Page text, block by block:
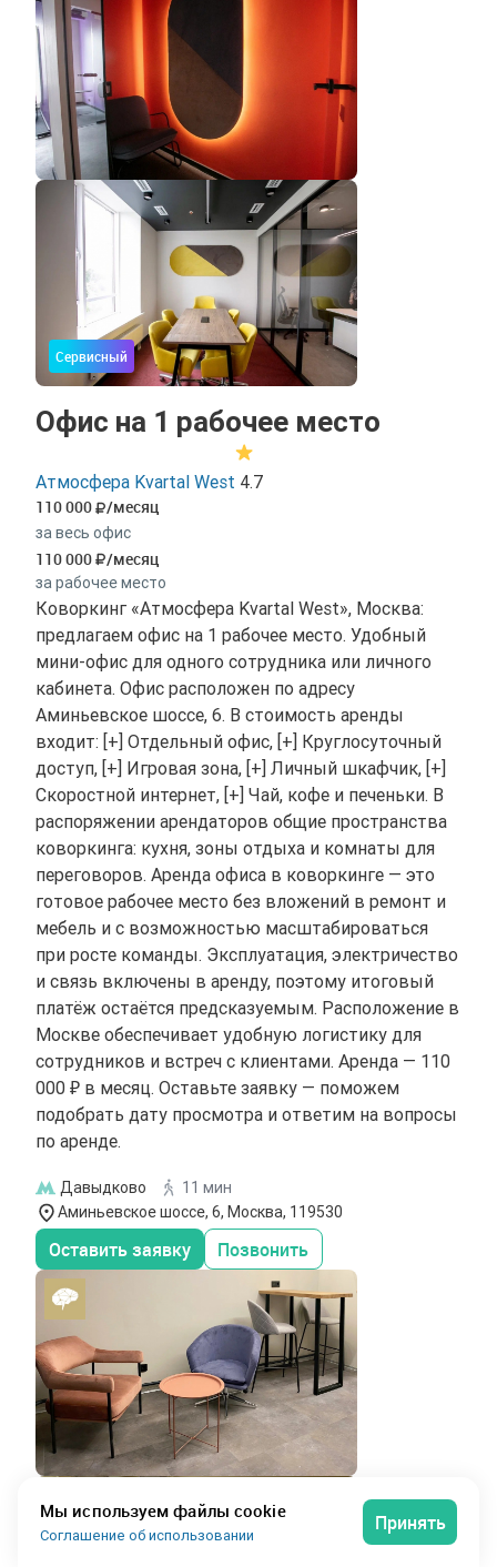
Сервисный
Офис на 1 рабочее место
Атмосфера Kvartal West 4.7
110 000 /месяц
за весь офис
110 000 /месяц
за рабочее место
Коворкинг «Атмосфера Kvartal West», Москва:
предлагаем офис на 1 рабочее место. Удобный
мини-офис для одного сотрудника или личного
кабинета. Офис расположен по адресу
Аминьевское шоссе, 6. В стоимость аренды
входит: [+] Отдельный офис, [+] Круглосуточный
доступ, [+] Игровая зона, [+] Личный шкафчик, [+]
Скоростной интернет, [+] Чай, кофе и печеньки. В
распоряжении арендаторов общие пространства
коворкинга: кухня, зоны отдыха и комнаты для
переговоров. Аренда офиса в коворкинге — это
готовое рабочее место без вложений в ремонт и
мебель и с возможностью масштабироваться
при росте команды. Эксплуатация, электричество
и связь включены в аренду, поэтому итоговый
платёж остаётся предсказуемым. Расположение в
Москве обеспечивает удобную логистику для
сотрудников и встреч с клиентами. Аренда — 110
000 ₽ в месяц. Оставьте заявку — поможем
подобрать дату просмотра и ответим на вопросы
по аренде.
Давыдково
11 мин
Аминьевское шоссе, 6, Москва, 119530
Оставить заявку Позвонить
Мы используем файлы cookie
Соглашение об использовании
Принять